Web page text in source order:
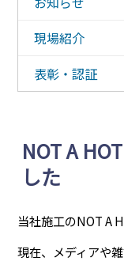
現場紹介
表彰・認証
NOT A
した
当社施工のNOT A
現在、メディアや